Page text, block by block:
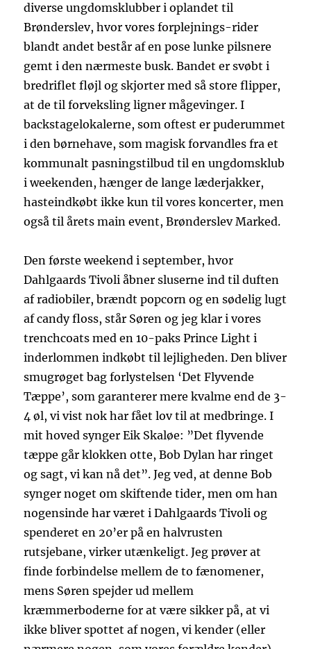
diverse ungdomsklubber i oplandet til
Brønderslev, hvor vores forplejnings-rider
blandt andet består af en pose lunke pilsnere
gemt i den nærmeste busk. Bandet er svøbt i
bredriflet fløjl og skjorter med så store flipper,
at de til forveksling ligner mågevinger. I
backstagelokalerne, som oftest er puderummet
i den børnehave, som magisk forvandles fra et
kommunalt pasningstilbud til en ungdomsklub
i weekenden, hænger de lange læderjakker,
hasteindkøbt ikke kun til vores koncerter, men
også til årets main event, Brønderslev Marked.
Den første weekend i september, hvor
Dahlgaards Tivoli åbner sluserne ind til duften
af radiobiler, brændt popcorn og en sødelig lugt
af candy floss, står Søren og jeg klar i vores
trenchcoats med en 10-paks Prince Light i
inderlommen indkøbt til lejligheden. Den bliver
smugrøget bag forlystelsen ‘Det Flyvende
Tæppe’, som garanterer mere kvalme end de 3-
4 øl, vi vist nok har fået lov til at medbringe. I
mit hoved synger Eik Skaløe: ”Det flyvende
tæppe går klokken otte, Bob Dylan har ringet
og sagt, vi kan nå det”. Jeg ved, at denne Bob
synger noget om skiftende tider, men om han
nogensinde har været i Dahlgaards Tivoli og
spenderet en 20’er på en halvrusten
rutsjebane, virker utænkeligt. Jeg prøver at
finde forbindelse mellem de to fænomener,
mens Søren spejder ud mellem
kræmmerboderne for at være sikker på, at vi
ikke bliver spottet af nogen, vi kender (eller